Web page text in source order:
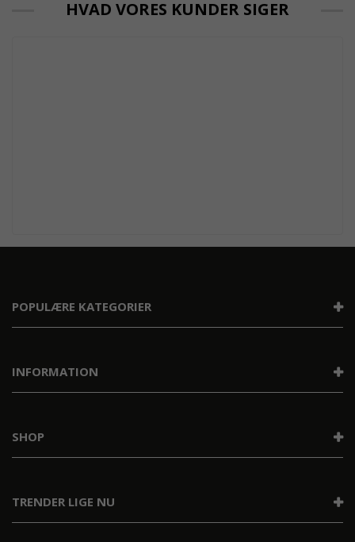
HVAD VORES KUNDER SIGER
POPULÆRE KATEGORIER
INFORMATION
TRENDER LIGE NU
SHOP